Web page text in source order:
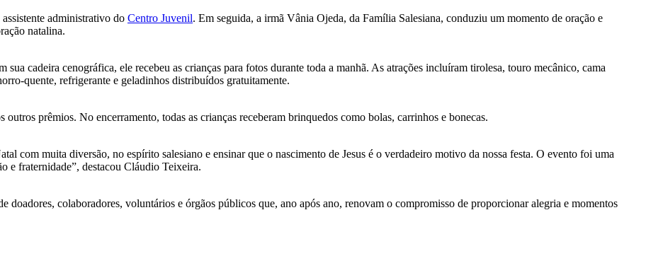
administrativo do Centro Juvenil. Em seguida, a irmã Vânia Ojeda, da Família Salesiana, conduziu um momento de oração e
natalina.
cadeira cenográfica, ele recebeu as crianças para fotos durante toda a manhã. As atrações incluíram tirolesa, touro mecânico, cama
quente, refrigerante e geladinhos distribuídos gratuitamente.
prêmios. No encerramento, todas as crianças receberam brinquedos como bolas, carrinhos e bonecas.
com muita diversão, no espírito salesiano e ensinar que o nascimento de Jesus é o verdadeiro motivo da nossa festa. O evento foi uma
e fraternidade”, destacou Cláudio Teixeira.
doadores, colaboradores, voluntários e órgãos públicos que, ano após ano, renovam o compromisso de proporcionar alegria e momentos